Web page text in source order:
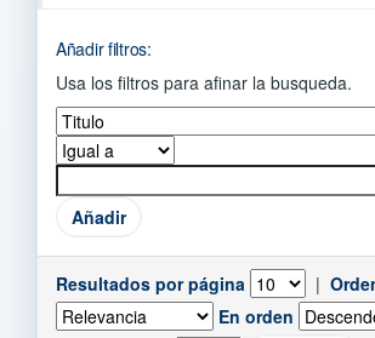
Añadir filtros:
Usa los filtros para afinar la busqueda.
Resultados por página |
En orden